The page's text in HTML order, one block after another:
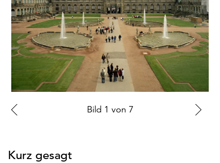
auf
„Alle
akzeptieren“,
um
alle
Cookies
zu
akzeptieren.
können
ändern
Bild 1 von 7
Kurz gesagt